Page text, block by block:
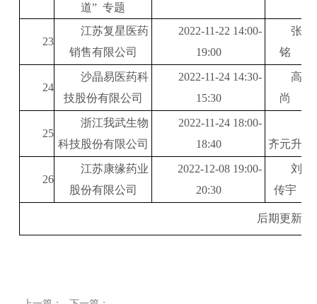
道” 专题
23
江苏复星医药
销售有限公司
2022-11-22 14:00-
19:00
张
铭
24
沙晶易医药科
技股份有限公司
2022-11-24 14:30-
15:30
高
尚
25
浙江我武生物
科技股份有限公司
2022-11-24 18:00-
18:40
齐元升
26
江苏康缘药业
股份有限公司
2022-12-08 19:00-
20:30
刘
传宇
后期更新中